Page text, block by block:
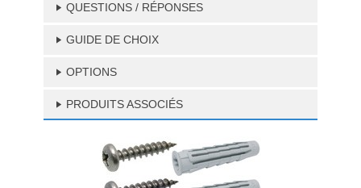
QUESTIONS / RÉPONSES
GUIDE DE CHOIX
OPTIONS
PRODUITS ASSOCIÉS